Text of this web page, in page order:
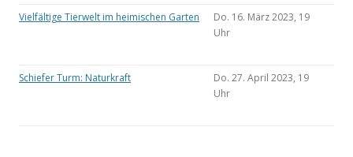
Vielfältige Tierwelt im heimischen Garten
Do. 16. März 2023, 19
Uhr
Schiefer Turm: Naturkraft
Do. 27. April 2023, 19
Uhr